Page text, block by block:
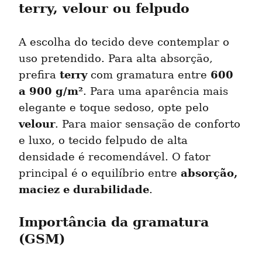
terry, velour ou felpudo
A escolha do tecido deve contemplar o
uso pretendido. Para alta absorção,
prefira terry com gramatura entre 600
a 900 g/m². Para uma aparência mais
velour. Para maior sensação de conforto
e luxo, o tecido felpudo de alta
densidade é recomendável. O fator
principal é o equilíbrio entre absorção,
maciez e durabilidade.
Importância da gramatura
(GSM)